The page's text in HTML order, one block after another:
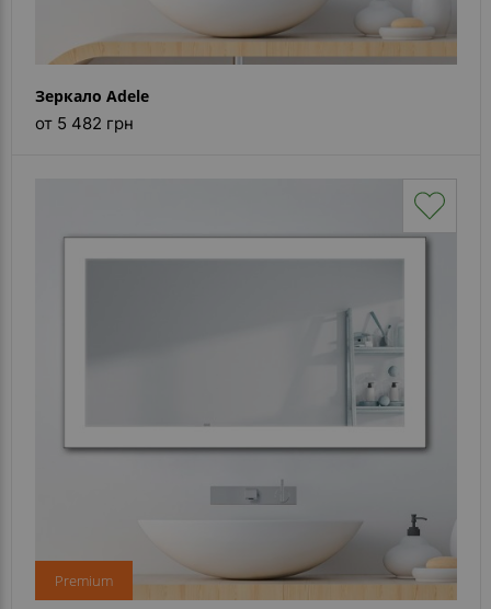
Зеркало Adele
от 5 482 грн
Premium